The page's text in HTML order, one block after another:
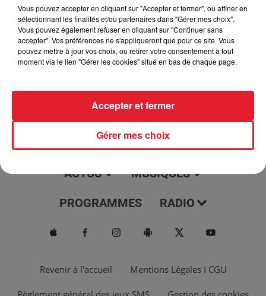
Aline et Laura pour vous réveiller sur Urban hit. Au
programme : le jeu des 30 secondes chrono, le sondage du
jour, l'info moulaga, le saviez-vous...
ACTUS MUSIQUES
PROGRAMMES RADIO
Revenir à l'accueil Mentions Légales I CGU
Vous pouvez accepter en cliquant sur "Accepter et fermer", ou affiner en
sélectionnant les finalités et/ou partenaires dans "Gérer mes choix".
Vous pouvez également refuser en cliquant sur "Continuer sans
accepter". Vos préférences ne s'appliqueront que pour ce site. Vous
pouvez mettre à jour vos choix, ou retirer votre consentement à tout
moment via le lien "Gérer les cookies" situé en bas de chaque page.
Gérer mes choix
Accepter et fermer